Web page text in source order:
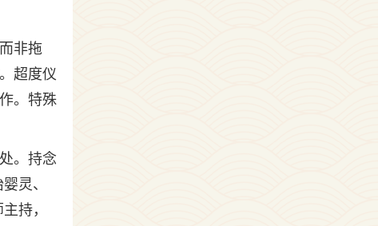
非拖
超度仪
。特殊
。持念
灵、
持，